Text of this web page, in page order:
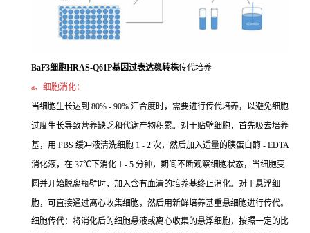
BaF3细胞HRAS-Q61P基因过表达稳转株传代培养
a、细胞消化：
当细胞生长达到 80% - 90% 汇合度时，需要进行传代培养，以避免细胞
过度生长导致营养缺乏和代谢产物积累。对于贴壁细胞，首先吸去培养
基，用 PBS 缓冲液清洗细胞 1 - 2 次，然后加入适量的胰蛋白酶 - EDTA
消化液，在 37℃下消化 1 - 5 分钟，期间不断观察细胞状态，当细胞变
圆并开始脱离瓶壁时，加入含有血清的培养基终止消化。对于悬浮细
胞，可直接通过离心收集细胞，然后用新鲜培养基重悬细胞进行传代。
细胞传代：将消化后的细胞悬液或离心收集的悬浮细胞，按照一定的比